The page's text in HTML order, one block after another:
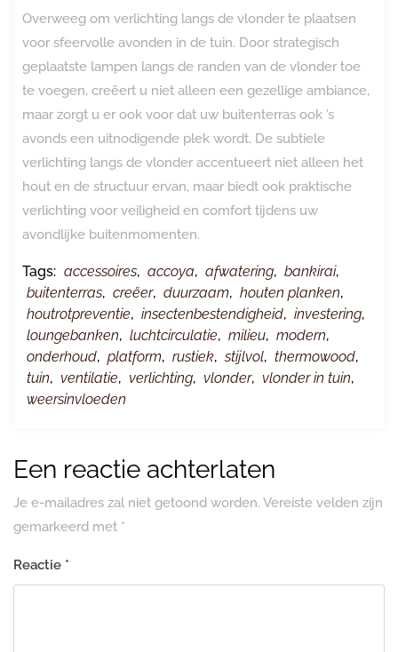
Overweeg om verlichting langs de vlonder te plaatsen
voor sfeervolle avonden in de tuin. Door strategisch
geplaatste lampen langs de randen van de vlonder toe
te voegen, creëert u niet alleen een gezellige ambiance,
maar zorgt u er ook voor dat uw buitenterras ook ’s
avonds een uitnodigende plek wordt. De subtiele
verlichting langs de vlonder accentueert niet alleen het
hout en de structuur ervan, maar biedt ook praktische
verlichting voor veiligheid en comfort tijdens uw
avondlijke buitenmomenten.
Tags: accessoires, accoya, afwatering, bankirai,
buitenterras, creëer, duurzaam, houten planken,
houtrotpreventie, insectenbestendigheid, investering,
loungebanken, luchtcirculatie, milieu, modern,
onderhoud, platform, rustiek, stijlvol, thermowood,
tuin, ventilatie, verlichting, vlonder, vlonder in tuin,
weersinvloeden
Een reactie achterlaten
Je e-mailadres zal niet getoond worden. Vereiste velden zijn
gemarkeerd met *
Reactie *